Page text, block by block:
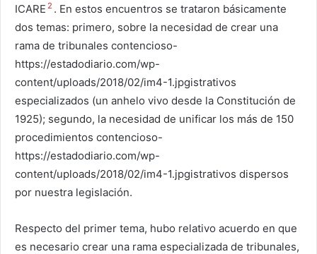
ICARE 2 . En estos encuentros se trataron básicamente
dos temas: primero, sobre la necesidad de crear una
rama de tribunales contencioso-
https://estadodiario.com/wp-
content/uploads/2018/02/im4-1.jpgistrativos
especializados (un anhelo vivo desde la Constitución de
1925); segundo, la necesidad de unificar los más de 150
procedimientos contencioso-
https://estadodiario.com/wp-
content/uploads/2018/02/im4-1.jpgistrativos dispersos
por nuestra legislación.
Respecto del primer tema, hubo relativo acuerdo en que
es necesario crear una rama especializada de tribunales,